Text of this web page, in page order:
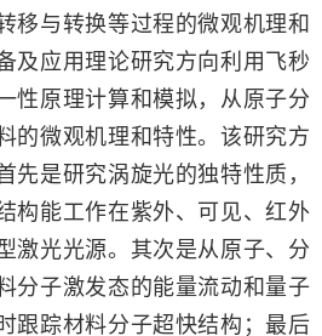
移与转换等过程的微观机理和
及应用理论研究方向利用飞秒
性原理计算和模拟，从原子分
的微观机理和特性。该研究方
先是研究涡旋光的独特性质，
构能工作在紫外、可见、红外
激光光源。其次是从原子、分
分子激发态的能量流动和量子
跟踪材料分子超快结构；最后